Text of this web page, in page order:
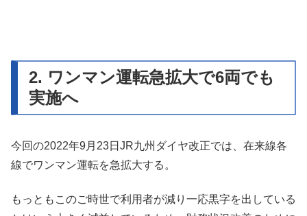
2. ワンマン運転急拡大で6両でも
実施へ
今回の2022年9月23日JR九州ダイヤ改正では、在来線各
線でワンマン運転を急拡大する。
もっともこのご時世で利用者が減り一応黒字を出している